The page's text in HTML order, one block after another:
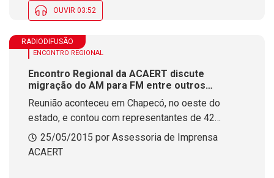
OUVIR 03:52
RADIODIFUSÃO
ENCONTRO REGIONAL
Encontro Regional da ACAERT discute
migração do AM para FM entre outros
assuntos
Reunião aconteceu em Chapecó, no oeste do
estado, e contou com representantes de 42
emissoras da região.
25/05/2015 por Assessoria de Imprensa
ACAERT